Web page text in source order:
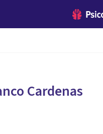
Cardenas